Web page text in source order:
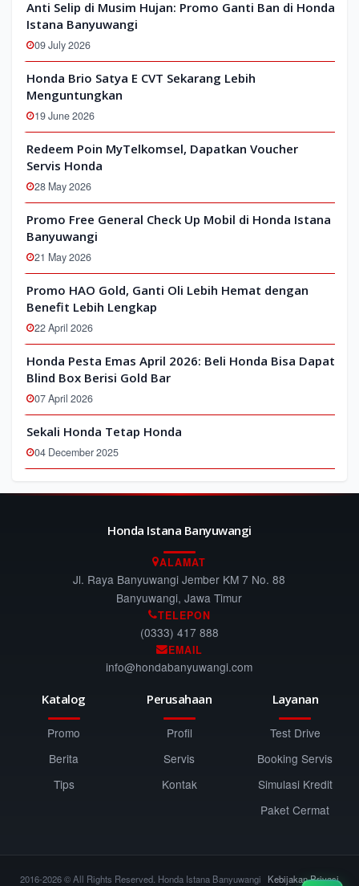
Anti Selip di Musim Hujan: Promo Ganti Ban di Honda
Istana Banyuwangi
09 July 2026
Honda Brio Satya E CVT Sekarang Lebih
Menguntungkan
19 June 2026
Redeem Poin MyTelkomsel, Dapatkan Voucher
Servis Honda
28 May 2026
Promo Free General Check Up Mobil di Honda Istana
Banyuwangi
21 May 2026
Promo HAO Gold, Ganti Oli Lebih Hemat dengan
Benefit Lebih Lengkap
22 April 2026
Honda Pesta Emas April 2026: Beli Honda Bisa Dapat
Blind Box Berisi Gold Bar
07 April 2026
Sekali Honda Tetap Honda
04 December 2025
Honda Istana Banyuwangi
ALAMAT
Jl. Raya Banyuwangi Jember KM 7 No. 88
Banyuwangi, Jawa Timur
TELEPON
(0333) 417 888
EMAIL
info@hondabanyuwangi.com
Katalog
Promo
Berita
Tips
Perusahaan
Profil
Servis
Kontak
Layanan
Test Drive
Booking Servis
Simulasi Kredit
Paket Cermat
2016-2026 © All Rights Reserved. Honda Istana Banyuwangi Kebijakan Privasi